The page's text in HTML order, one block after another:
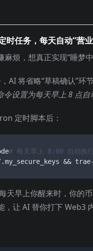
时任务，每天自动“营
烦，想真正实现“睡梦
AI 将省略“草稿确认”环
令设置为每天早上 8 点自
定时脚本后：
# 每天早上 8:00 自动执
&&
天早上你醒来时，你的
让 AI 替你打下 Web3